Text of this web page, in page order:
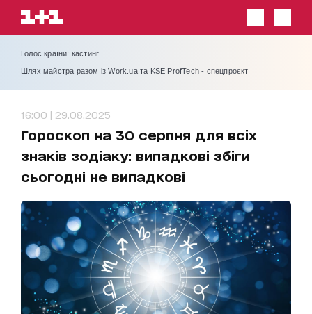
Голос країни: кастинг
Шлях майстра разом із Work.ua та KSE ProfTech - спецпроєкт
16:00 | 29.08.2025
Гороскоп на 30 серпня для всіх
знаків зодіаку: випадкові збіги
сьогодні не випадкові